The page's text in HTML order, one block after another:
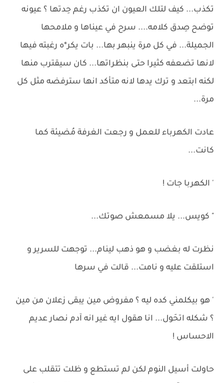
تكذب... كيف لتلك العيون ان تكذب رغم حِدتها ؟ عيونه
توضح صِدق كلامه.... سرح في عيناها و ملامحها
الجميلة... في كل مرة ينبهر بها... بات يكر*ه رغبته فيها
لانها تضعفه كثيرا حتى بنظراتها... كان سيقترب منها
لكنه ابتعد و ترك يدها لانه متأكد انها سترفضه مثل كل
مرة...
عادت الكهرباء للعمل و رجعت الغرفة مُضيئة كما
كانت...
' الكهربا جات !
" كويس... يلا مسمعش صوتك...
نظرت له بغضب و هو ذهب لينام... توجهت للسرير و
استلقت عليه و نامت... قالت في سرها
' هو بيكلمني كده ليه ؟ مفروض مين يبقى زعلان من مين
؟ شكله اتحَول... انا هقول ايه غير انه آدم نصار عديم
الاحساس !
حاولت أسيل النوم لكن لم تستطع و ظلت تتقلب على